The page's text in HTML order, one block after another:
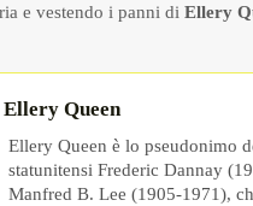
e vestendo i panni di Ellery
Queen
Ellery Queen è lo pseudonimo
statunitensi Frederic Dannay
Manfred B. Lee (1905-1971),